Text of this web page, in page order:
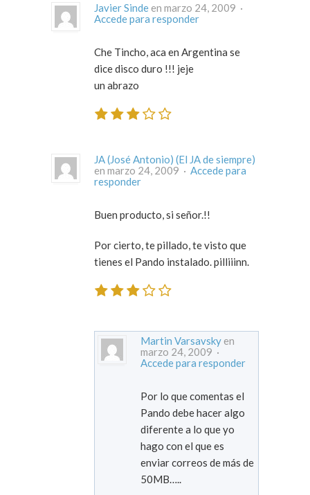
Javier Sinde
en marzo 24, 2009 ·
Accede para responder
Che Tincho, aca en Argentina se
dice disco duro !!! jeje
un abrazo
JA (José Antonio) (El JA de siempre)
en marzo 24, 2009 · Accede para
responder
Buen producto, si señor.!!
Por cierto, te pillado, te visto que
tienes el Pando instalado. pilliiinn.
Martin Varsavsky en
marzo 24, 2009 ·
Accede para responder
Por lo que comentas el
Pando debe hacer algo
diferente a lo que yo
hago con el que es
enviar correos de más de
50MB…..